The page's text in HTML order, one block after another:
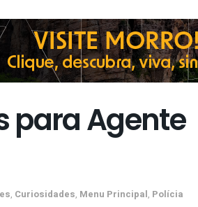
para Agente
, Curiosidades, Menu Principal, Polícia